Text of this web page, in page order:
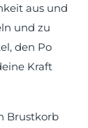
aus und
und zu
den Po
Kraft
Brustkorb